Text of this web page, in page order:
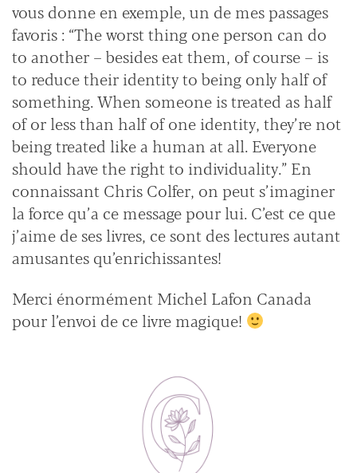
vous donne en exemple, un de mes passages
favoris : “The worst thing one person can do
to another – besides eat them, of course – is
to reduce their identity to being only half of
something. When someone is treated as half
of or less than half of one identity, they’re not
being treated like a human at all. Everyone
should have the right to individuality.” En
connaissant Chris Colfer, on peut s’imaginer
la force qu’a ce message pour lui. C’est ce que
j’aime de ses livres, ce sont des lectures autant
amusantes qu’enrichissantes!
Merci énormément Michel Lafon Canada
pour l’envoi de ce livre magique!